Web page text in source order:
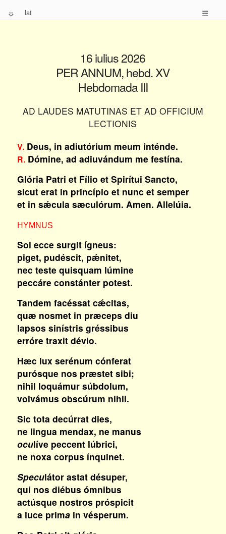
☼ lat ☰
16 iulius 2026
PER ANNUM, hebd. XV
Hebdomada III
AD LAUDES MATUTINAS ET AD OFFICIUM
LECTIONIS
V.Deus, in adiutórium meum inténde.
R.Dómine, ad adiuvándum me festína.
Glória Patri et Fílio et Spirítui Sancto,
sicut erat in princípio et nunc et semper
et in sǽcula sæculórum. Amen. Allelúia.
HYMNUS
Sol ecce surgit ígneus:
piget, pudéscit, pǽnitet,
nec teste quisquam lúmine
peccáre constánter potest.
Tandem facéssat cǽcitas,
quæ nosmet in præceps diu
lapsos sinístris gréssibus
erróre traxit dévio.
Hæc lux serénum cónferat
purósque nos præstet sibi;
nihil loquámur súbdolum,
volvámus obscúrum nihil.
Sic tota decúrrat dies,
ne lingua mendax, ne manus
oculíve peccent lúbrici,
ne noxa corpus ínquinet.
Speculátor astat désuper,
qui nos diébus ómnibus
actúsque nostros próspicit
a luce primain vésperum.